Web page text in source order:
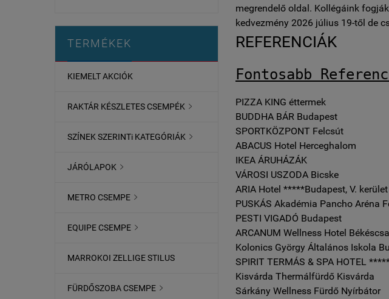
TERMÉKEK
KIEMELT AKCIÓK
RAKTÁR KÉSZLETES CSEMPÉK 
SZÍNEK SZERINTi KATEGÓRIÁK 
JÁRÓLAPOK 
METRO CSEMPE 
EQUIPE CSEMPE 
MARROKOI ZELLIGE STILUS
FÜRDŐSZOBA CSEMPE 
megrendelő oldal. Kollégáink
kedvezmény 2026 július 19-től de
REFERENCIÁK
Fontosabb
PIZZA KING éttermek
BUDDHA BÁR Budapest
SPORTKÖZPONT Felcsút
ABACUS Hotel Herceghalom
IKEA ÁRUHÁZÁK
VÁROSI USZODA Bicske
ARIA Hotel *****Budapest, V. kerület
PUSKÁS Akadémia Pancho Aréna
PESTI VIGADÓ Budapest
ARCANUM Wellness Hotel
Kolonics György Általános Iskola
SPIRIT TERMÁS & SPA HOTEL
Kisvárda Thermálfürdő Kisvárda
Sárkány Wellness Fürdő Nyírbátor